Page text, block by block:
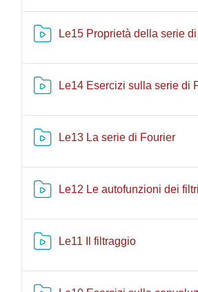
Le15 Proprietà della serie
Le14 Esercizi sulla serie di
Le13 La serie di Fourier
Le12 Le autofunzioni dei filtri
Le11 Il filtraggioRisorsa